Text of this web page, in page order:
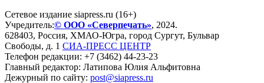
Сетевое издание siapress.ru (16+)
Учредитель:© ООО «Северпечать», 2024.
628403, Россия, ХМАО-Югра, город Сургут, Бульвар
Свободы, д. 1 СИА-ПРЕСС ЦЕНТР
Телефон редакции: +7 (3462) 44-23-23
Главный редактор: Латипова Юлия Альфитовна
Дежурный по сайту: post@siapress.ru